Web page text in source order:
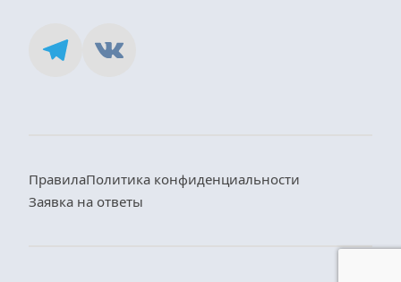
ПравилаПолитика конфиденциальности
Заявка на ответы